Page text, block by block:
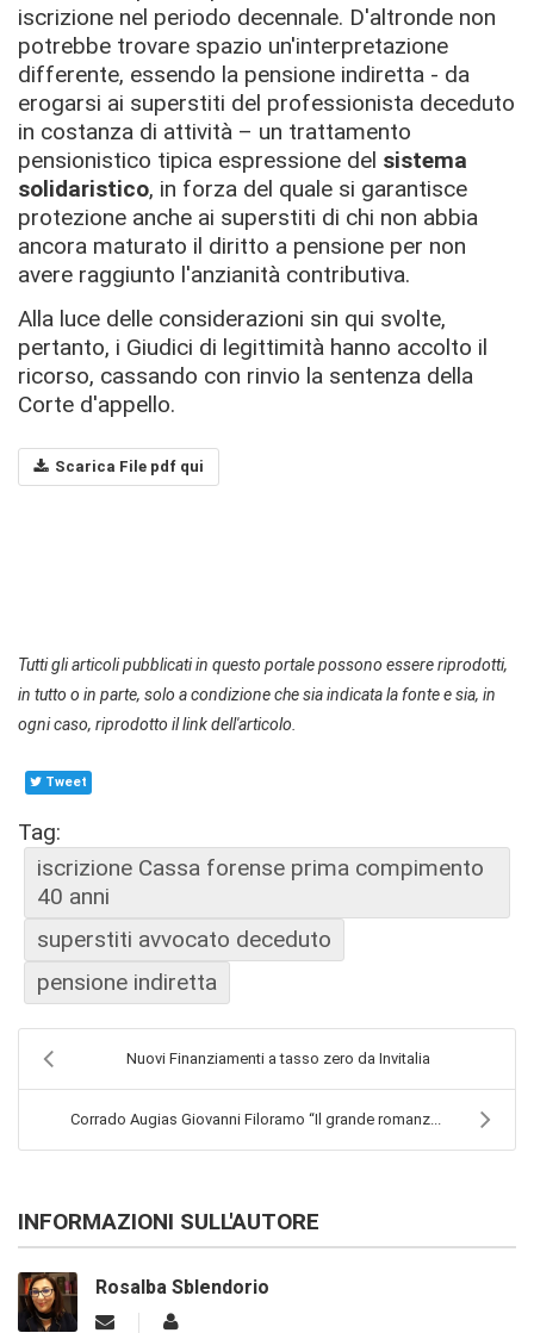
iscrizione nel periodo decennale. D'altronde non
potrebbe trovare spazio un'interpretazione
differente, essendo la pensione indiretta - da
erogarsi ai superstiti del professionista deceduto
in costanza di attività – un trattamento
pensionistico tipica espressione del sistema
solidaristico, in forza del quale si garantisce
protezione anche ai superstiti di chi non abbia
ancora maturato il diritto a pensione per non
avere raggiunto l'anzianità contributiva.
Alla luce delle considerazioni sin qui svolte,
pertanto, i Giudici di legittimità hanno accolto il
ricorso, cassando con rinvio la sentenza della
Corte d'appello.
Scarica File pdf qui
Tutti gli articoli pubblicati in questo portale possono essere riprodotti,
in tutto o in parte, solo a condizione che sia indicata la fonte e sia, in
ogni caso, riprodotto il link dell'articolo.
Tweet
Tag:
iscrizione Cassa forense prima compimento
40 anni
superstiti avvocato deceduto
pensione indiretta
Nuovi Finanziamenti a tasso zero da Invitalia
Corrado Augias Giovanni Filoramo “Il grande romanz...
INFORMAZIONI SULL'AUTORE
Rosalba Sblendorio